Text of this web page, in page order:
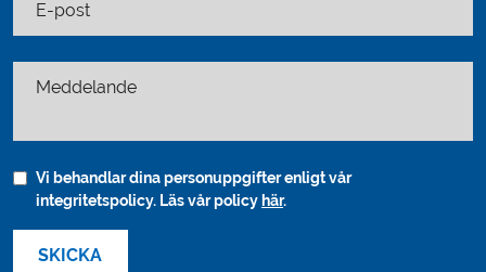
E-post
Vi behandlar dina personuppgifter enligt vår
integritetspolicy. Läs vår policyhär.